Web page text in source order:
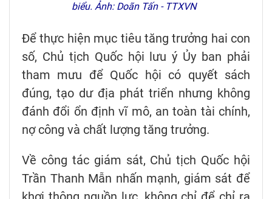
biểu. Ảnh: Doãn Tấn - TTXVN
Để thực hiện mục tiêu tăng trưởng hai con
số, Chủ tịch Quốc hội lưu ý Ủy ban phải
tham mưu để Quốc hội có quyết sách
đúng, tạo dư địa phát triển nhưng không
đánh đổi ổn định vĩ mô, an toàn tài chính,
nợ công và chất lượng tăng trưởng.
Về công tác giám sát, Chủ tịch Quốc hội
Trần Thanh Mẫn nhấn mạnh, giám sát để